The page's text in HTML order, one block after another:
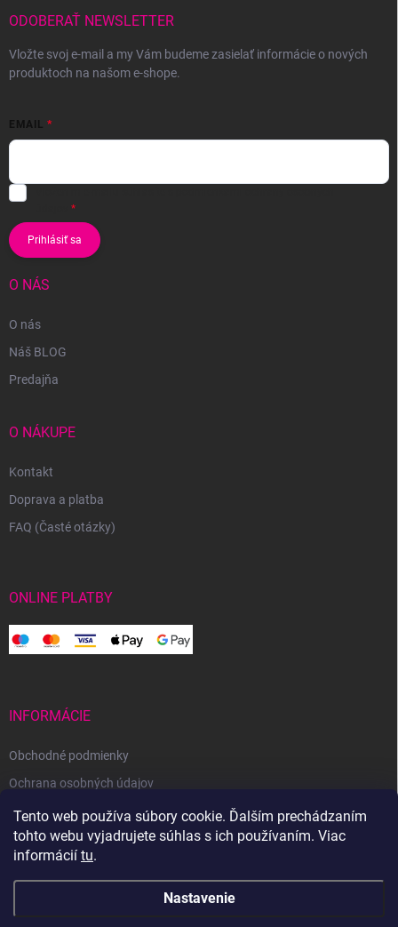
Tento web používa súbory cookie. Ďalším prechádzaním
tohto webu vyjadrujete súhlas s ich používaním. Viac
informácií tu.
Nastavenie
ODOBERAŤ NEWSLETTER
Vložte svoj e-mail a my Vám budeme zasielať informácie o nových
produktoch na našom e-shope.
EMAIL
Prihlásiť sa
O NÁS
O nás
Náš BLOG
Predajňa
O NÁKUPE
Kontakt
Doprava a platba
FAQ (Časté otázky)
ONLINE PLATBY
INFORMÁCIE
Obchodné podmienky
Ochrana osobných údajov
Reklamačný poriadok
Odstúpenie od zmluvy